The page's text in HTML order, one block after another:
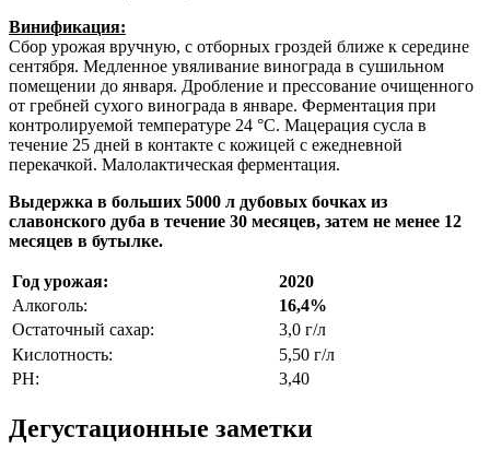
Винификация:
Сбор урожая вручную, с отборных гроздей ближе к середине
сентября. Медленное увяливание винограда в сушильном
помещении до января. Дробление и прессование очищенного
от гребней сухого винограда в январе. Ферментация при
контролируемой температуре 24 °C. Мацерация сусла в
течение 25 дней в контакте с кожицей с ежедневной
перекачкой. Малолактическая ферментация.
Выдержка в больших 5000 л дубовых бочках из
славонского дуба в течение 30 месяцев, затем не менее 12
месяцев в бутылке.
Год урожая:
2020
Алкоголь:
16,4%
Остаточный сахар:
3,0 г/л
Кислотность:
5,50 г/л
PH:
3,40
Дегустационные заметки